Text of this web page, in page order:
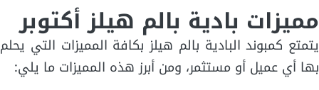
مميزات بادية بالم هيلز أكتوبر
يتمتع كمبوند البادية بالم هيلز بكافة المميزات التي يحلم
بها أي عميل أو مستثمر، ومن أبرز هذه المميزات ما يلي: